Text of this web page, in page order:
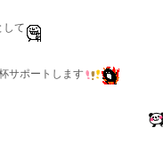
して
サポートします